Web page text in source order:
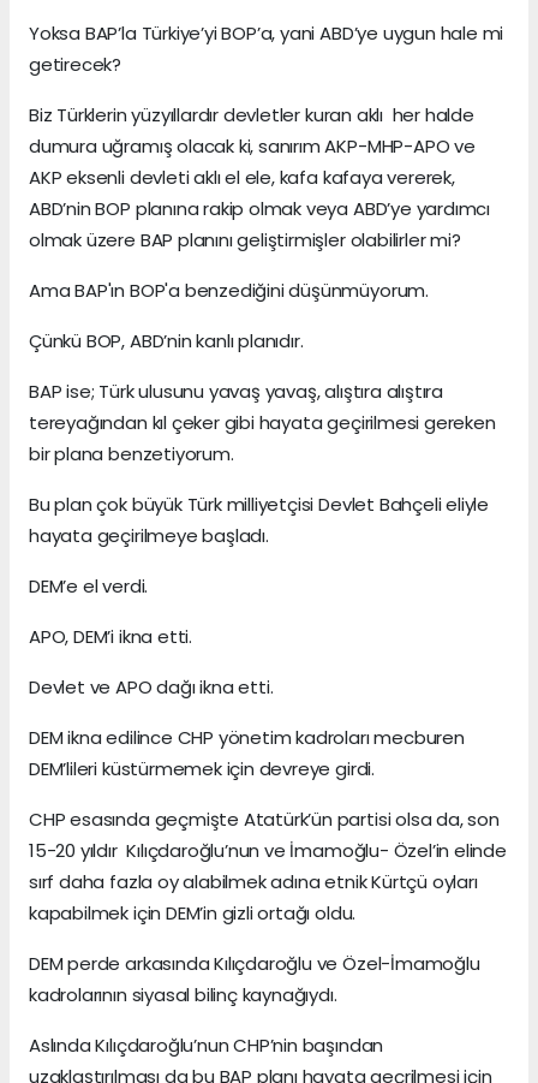
Yoksa BAP’la Türkiye’yi BOP’a, yani ABD’ye uygun hale mi
getirecek?
Biz Türklerin yüzyıllardır devletler kuran aklı her halde
dumura uğramış olacak ki, sanırım AKP-MHP-APO ve
AKP eksenli devleti aklı el ele, kafa kafaya vererek,
ABD’nin BOP planına rakip olmak veya ABD’ye yardımcı
olmak üzere BAP planını geliştirmişler olabilirler mi?
Ama BAP'ın BOP'a benzediğini düşünmüyorum.
Çünkü BOP, ABD’nin kanlı planıdır.
BAP ise; Türk ulusunu yavaş yavaş, alıştıra alıştıra
tereyağından kıl çeker gibi hayata geçirilmesi gereken
bir plana benzetiyorum.
Bu plan çok büyük Türk milliyetçisi Devlet Bahçeli eliyle
hayata geçirilmeye başladı.
DEM’e el verdi.
APO, DEM’i ikna etti.
Devlet ve APO dağı ikna etti.
DEM ikna edilince CHP yönetim kadroları mecburen
DEM’lileri küstürmemek için devreye girdi.
CHP esasında geçmişte Atatürk’ün partisi olsa da, son
15-20 yıldır Kılıçdaroğlu’nun ve İmamoğlu- Özel’in elinde
sırf daha fazla oy alabilmek adına etnik Kürtçü oyları
kapabilmek için DEM’in gizli ortağı oldu.
DEM perde arkasında Kılıçdaroğlu ve Özel-İmamoğlu
kadrolarının siyasal bilinç kaynağıydı.
Aslında Kılıçdaroğlu’nun CHP’nin başından
uzaklaştırılması da bu BAP planı hayata geçrilmesi için